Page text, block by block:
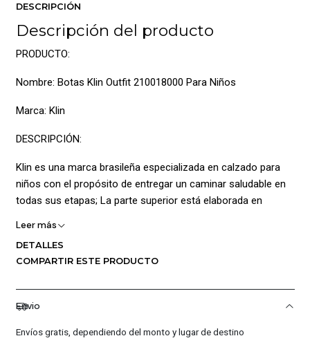
DESCRIPCIÓN
Descripción del producto
PRODUCTO:
Nombre: Botas Klin Outfit 210018000 Para Niños
Marca: Klin
DESCRIPCIÓN:
Klin es una marca brasileña especializada en calzado para
niños con el propósito de entregar un caminar saludable en
todas sus etapas; La parte superior está elaborada en
estabilidad, seguridad y comodidad; Posee cuello en textil
acolchada y la plantilla posee perforaciones permiten que el
recubrimiento interno es de una sensación suave al tacto
permitiendo un ajuste personalizado de igual manera posee
Leer más
DETALLES
COMPARTIR ESTE PRODUCTO
Envio
Envíos gratis, dependiendo del monto y lugar de destino